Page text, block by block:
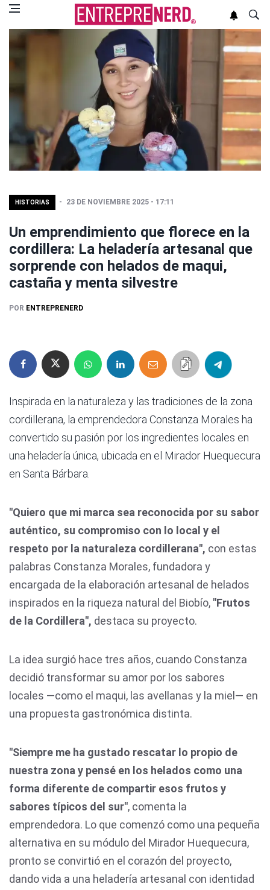
HISTORIAS 23 DE NOVIEMBRE 2025 - 17:11
Un emprendimiento que florece en la
cordillera: La heladería artesanal que
sorprende con helados de maqui,
castaña y menta silvestre
POR ENTREPRENERD
Inspirada en la naturaleza y las tradiciones de la zona
cordillerana, la emprendedora Constanza Morales ha
convertido su pasión por los ingredientes locales en
una heladería única, ubicada en el Mirador Huequecura
en Santa Bárbara.
"Quiero que mi marca sea reconocida por su sabor
auténtico, su compromiso con lo local y el
respeto por la naturaleza cordillerana", con estas
palabras Constanza Morales, fundadora y
encargada de la elaboración artesanal de helados
inspirados en la riqueza natural del Biobío, "Frutos
de la Cordillera", destaca su proyecto.
La idea surgió hace tres años, cuando Constanza
decidió transformar su amor por los sabores
locales —como el maqui, las avellanas y la miel— en
una propuesta gastronómica distinta.
"Siempre me ha gustado rescatar lo propio de
nuestra zona y pensé en los helados como una
forma diferente de compartir esos frutos y
sabores típicos del sur", comenta la
emprendedora. Lo que comenzó como una pequeña
alternativa en su módulo del Mirador Huequecura,
pronto se convirtió en el corazón del proyecto,
dando vida a una heladería artesanal con identidad